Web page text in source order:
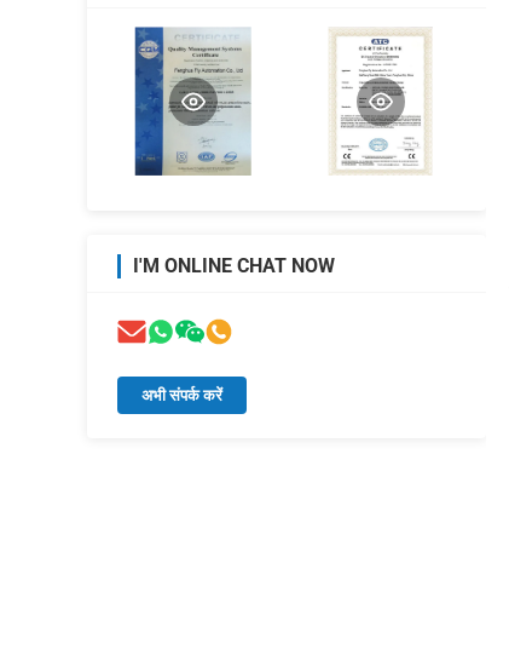
I'M ONLINE CHAT NOW
अभी संपर्क करें